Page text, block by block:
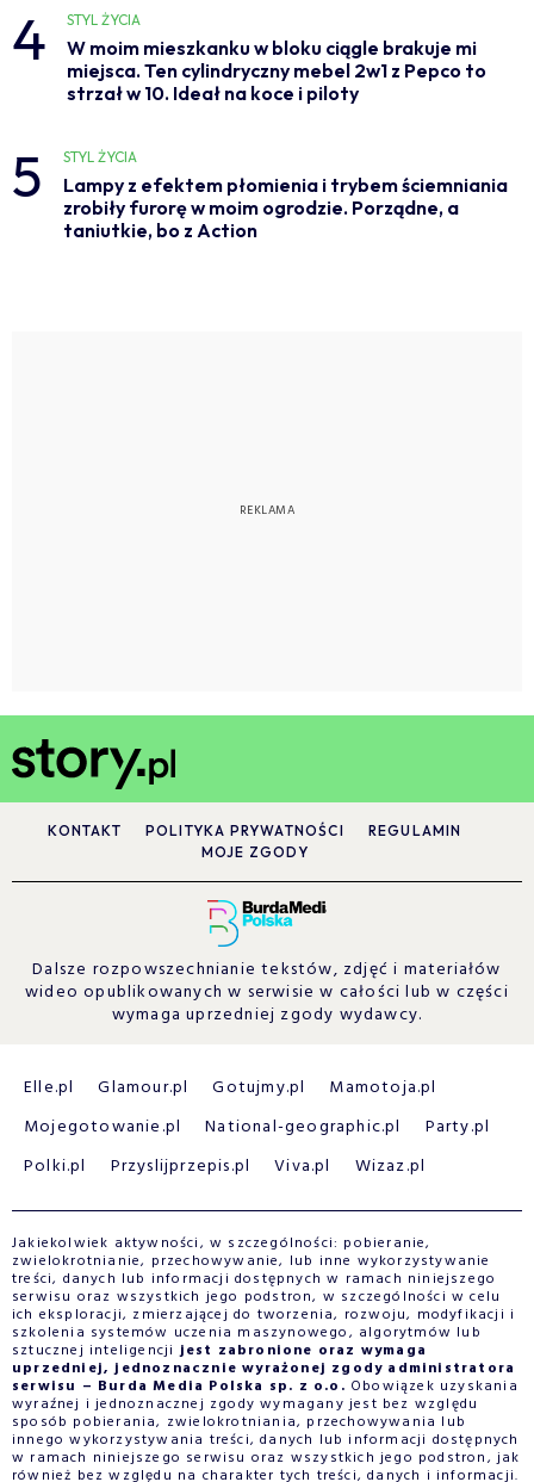
4 STYL ŻYCIA
W moim mieszkanku w bloku ciągle brakuje mi
miejsca. Ten cylindryczny mebel 2w1 z Pepco to
strzał w 10. Ideał na koce i piloty
5 STYL ŻYCIA
Lampy z efektem płomienia i trybem ściemniania
zrobiły furorę w moim ogrodzie. Porządne, a
taniutkie, bo z Action
KONTAKT POLITYKA PRYWATNOŚCI
REGULAMIN
MOJE ZGODY
Dalsze rozpowszechnianie tekstów, zdjęć i materiałów
wideo opublikowanych w serwisie w całości lub w części
wymaga uprzedniej zgody wydawcy.
Elle.pl Glamour.pl Gotujmy.pl
Mamotoja.pl
Mojegotowanie.pl
National-geographic.pl
Party.pl
Polki.pl
Przyslijprzepis.pl Viva.pl Wizaz.pl
Jakiekolwiek aktywności, w szczególności: pobieranie,
zwielokrotnianie, przechowywanie, lub inne wykorzystywanie
treści, danych lub informacji dostępnych w ramach niniejszego
serwisu oraz wszystkich jego podstron, w szczególności w celu
ich eksploracji, zmierzającej do tworzenia, rozwoju, modyfikacji i
szkolenia systemów uczenia maszynowego, algorytmów lub
sztucznej inteligencjijest zabronione oraz wymaga
uprzedniej, jednoznacznie wyrażonej zgody administratora
serwisu – Burda Media Polska sp. z o.o. Obowiązek uzyskania
wyraźnej i jednoznacznej zgody wymagany jest bez względu
sposób pobierania, zwielokrotniania, przechowywania lub
innego wykorzystywania treści, danych lub informacji dostępnych
w ramach niniejszego serwisu oraz wszystkich jego podstron, jak
również bez względu na charakter tych treści, danych i informacji.